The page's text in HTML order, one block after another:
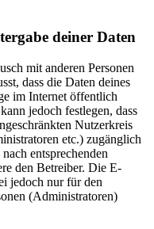
deiner Daten
mit anderen Personen
dass die Daten deines
im Internet öffentlich
jedoch festlegen, dass
Nutzerkreis
etc.) zugänglich
entsprechenden
den Betreiber. Die E-
jedoch nur für den
(Administratoren)